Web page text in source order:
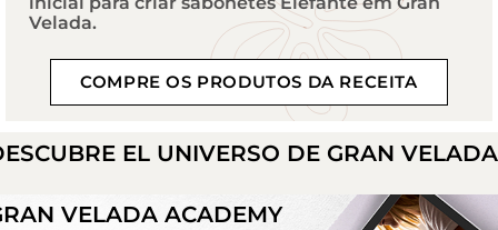
Velada.
COMPRE OS PRODUTOS DA RECEITA
EL UNIVERSO DE GRAN VELADA
VELADA ACADEMY